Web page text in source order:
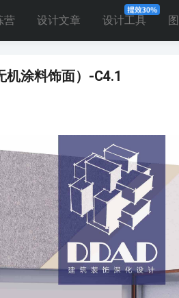
营 设计文章 设计工具
机涂料饰面）-C4.1